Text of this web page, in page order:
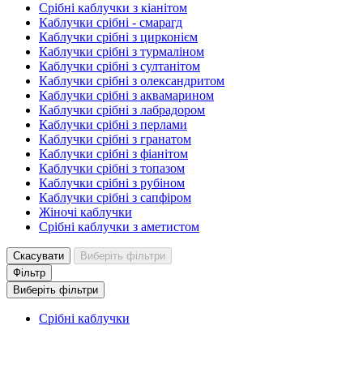
Срібні каблучки з кіанітом
Каблучки срібні - смарагд
Каблучки срібні з цирконієм
Каблучки срібні з турмаліном
Каблучки срібні з султанітом
Каблучки срібні з олександритом
Каблучки срібні з аквамарином
Каблучки срібні з лабрадором
Каблучки срібні з перлами
Каблучки срібні з гранатом
Каблучки срібні з фіанітом
Каблучки срібні з топазом
Каблучки срібні з рубіном
Каблучки срібні з сапфіром
Жіночі каблучки
Срібні каблучки з аметистом
Скасувати
Виберіть фільтри
Фільтр
Виберіть фільтри
Срібні каблучки